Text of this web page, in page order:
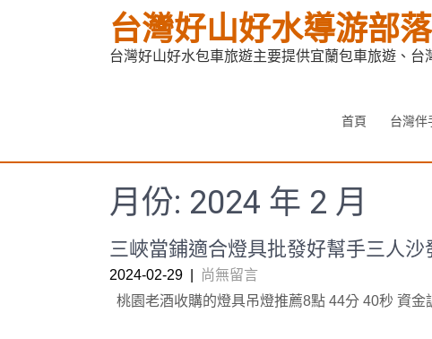
台灣好山好水導游部
台灣好山好水包車旅遊主要提供宜蘭包車旅遊、
首頁 台灣伴
月份: 2024 年 2 月
三峽當鋪適合燈具批發好幫手三人
2024-02-29
尚無留言
桃園老酒收購的燈具吊燈推薦8點 44分 40秒 資